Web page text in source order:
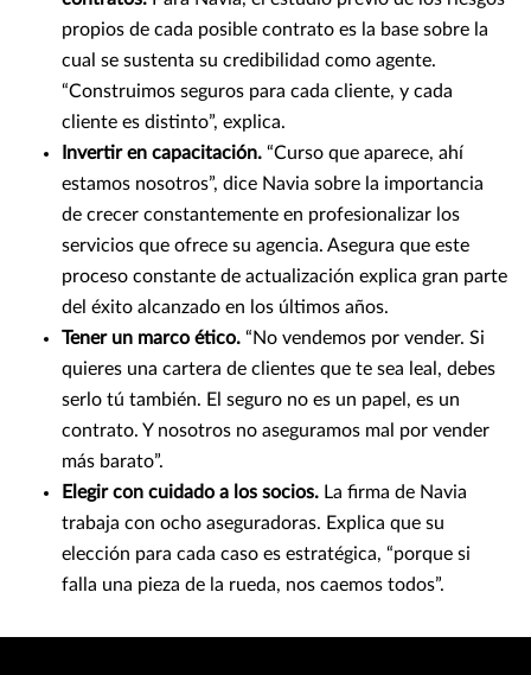
propios de cada posible contrato es la base sobre la
cual se sustenta su credibilidad como agente.
“Construimos seguros para cada cliente, y cada
cliente es distinto”, explica.
Invertir en capacitación. “Curso que aparece, ahí
estamos nosotros”, dice Navia sobre la importancia
de crecer constantemente en profesionalizar los
servicios que ofrece su agencia. Asegura que este
proceso constante de actualización explica gran parte
del éxito alcanzado en los últimos años.
Tener un marco ético. “No vendemos por vender. Si
quieres una cartera de clientes que te sea leal, debes
serlo tú también. El seguro no es un papel, es un
contrato. Y nosotros no aseguramos mal por vender
más barato”.
Elegir con cuidado a los socios. La firma de Navia
trabaja con ocho aseguradoras. Explica que su
elección para cada caso es estratégica, “porque si
falla una pieza de la rueda, nos caemos todos”.